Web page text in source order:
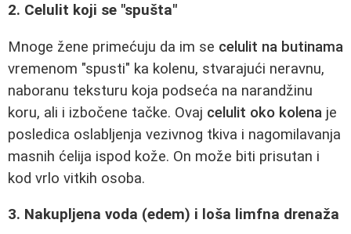
2. Celulit koji se "spušta"
Mnoge žene primećuju da im se celulit na butinama
vremenom "spusti" ka kolenu, stvarajući neravnu,
naboranu teksturu koja podseća na narandžinu
koru, ali i izbočene tačke. Ovaj celulit oko kolena je
posledica oslabljenja vezivnog tkiva i nagomilavanja
masnih ćelija ispod kože. On može biti prisutan i
kod vrlo vitkih osoba.
3. Nakupljena voda (edem) i loša limfna drenaža